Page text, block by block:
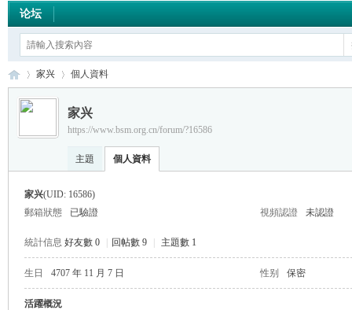
论坛
›
家兴
›
個人資料
家兴
https://www.bsm.org.cn/forum/?16586
主題 個人資料
家兴(UID: 16586)
郵箱狀態
已驗證 視頻認證 未認證
統計信息 好友數 0 回帖數 9 主題數 1
生日 4707 年 11 月 7 日 性别 保密
活躍概況